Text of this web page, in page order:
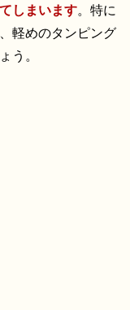
しまいます。特に
軽めのタンピング
う。